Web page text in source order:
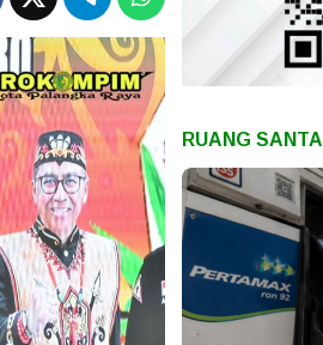
RUANG SANTAI